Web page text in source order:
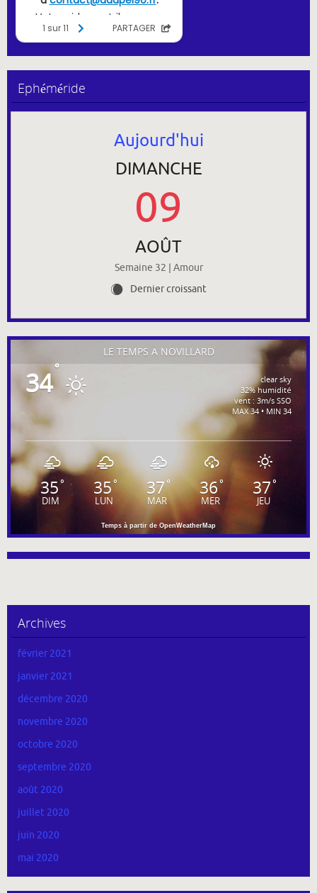
Ephéméride
Aujourd'hui
DIMANCHE
09
AOÛT
Semaine 32 | Amour
X Dernier croissant
LE TEMPS À NOVILLARD
34°
clear sky
32% humidité
vent : 3m/s SSO
MAX 34 • MIN 34
35°
DIM
35°
LUN
37°
MAR
36°
MER
37°
JEU
Temps à partir de OpenWeatherMap
Archives
février 2021
janvier 2021
décembre 2020
novembre 2020
octobre 2020
septembre 2020
août 2020
juillet 2020
juin 2020
mai 2020